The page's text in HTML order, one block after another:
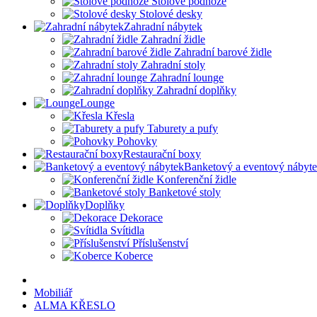
Stolové desky
Zahradní nábytek
Zahradní židle
Zahradní barové židle
Zahradní stoly
Zahradní lounge
Zahradní doplňky
Lounge
Křesla
Taburety a pufy
Pohovky
Restaurační boxy
Banketový a eventový
Konferenční židle
Banketové stoly
Doplňky
Dekorace
Svítidla
Příslušenství
Koberce
Mobiliář
ALMA KŘESLO